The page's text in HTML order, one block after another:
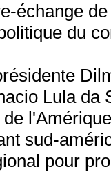
échange
du
Lula da
sud-
pour